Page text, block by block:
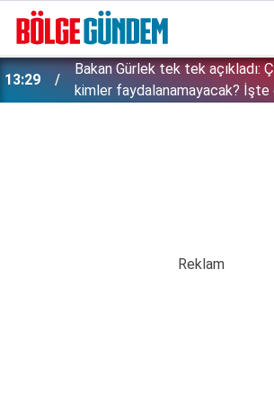
13:29
Bakan Gürlek tek tek açıkladı:
kimler faydalanamayacak? İşte